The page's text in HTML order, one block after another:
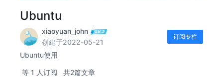
Ubuntu
xiaoyuan_john
创建于2022-05-21
订阅专栏
Ubuntu使用
等 1 人订阅 共2篇文章